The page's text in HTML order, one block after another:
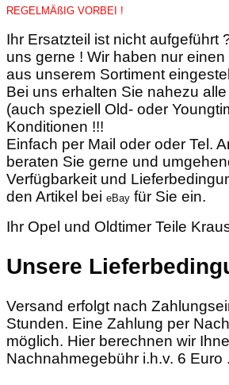
REGELMÄßIG VORBEI !
Ihr Ersatzteil ist nicht aufgeführt
uns gerne ! Wir haben nur
aus unserem Sortiment
Bei uns erhalten Sie nahezu
(auch speziell Old- oder
Konditionen !!!
Einfach per Mail oder oder Tel.
beraten Sie gerne und
Verfügbarkeit und
den Artikel bei eBay für Sie ein.
Ihr Opel und Oldtimer Teile
Unsere
Versand erfolgt nach
Stunden. Eine Zahlung per
möglich. Hier berechnen wir
Nachnahmegebühr i.h.v. 6 Euro .